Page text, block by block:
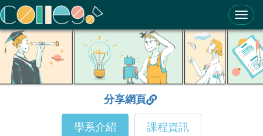
ColleGo! 大學選才與高中育才輔助系統
分享網頁
學系介紹 課程資訊